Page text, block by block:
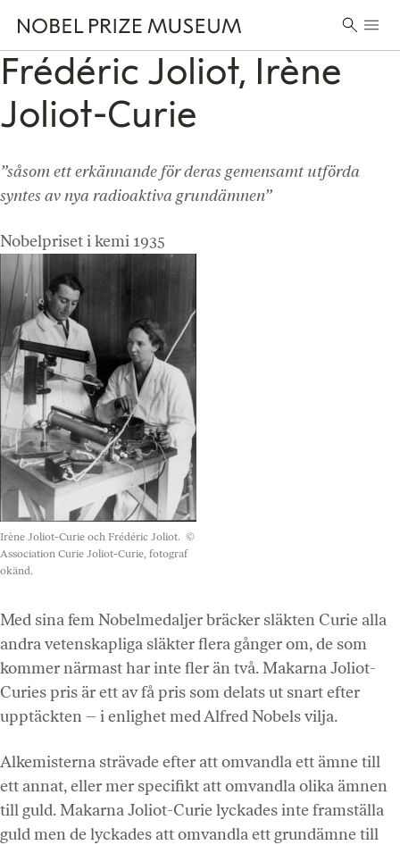
Skip
to
header
Skip
to
main
content
Skip
to
footer
Sök
efter:
Frédéric Joliot, Irène
Joliot-Curie
”såsom ett erkännande för deras gemensamt utförda
syntes av nya radioaktiva grundämnen”
Nobelpriset i kemi 1935
Irène Joliot-Curie och Frédéric Joliot. ©
Association Curie Joliot-Curie, fotograf
okänd.
Med sina fem Nobelmedaljer bräcker släkten Curie alla
andra vetenskapliga släkter flera gånger om, de som
kommer närmast har inte fler än två. Makarna Joliot-
Curies pris är ett av få pris som delats ut snart efter
upptäckten – i enlighet med Alfred Nobels vilja.
Alkemisterna strävade efter att omvandla ett ämne till
ett annat, eller mer specifikt att omvandla olika ämnen
till guld. Makarna Joliot-Curie lyckades inte framställa
guld men de lyckades att omvandla ett grundämne till